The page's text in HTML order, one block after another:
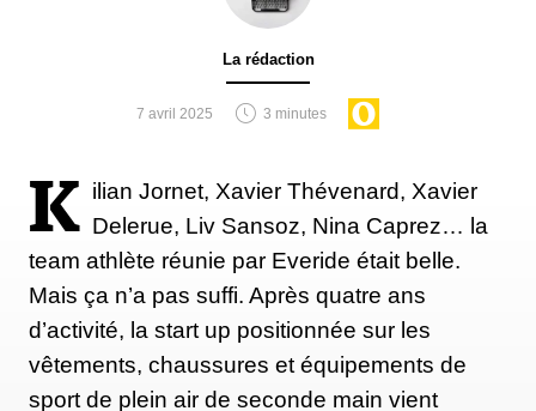
La rédaction
7 avril 2025 3 minutes
K ilian Jornet, Xavier Thévenard, Xavier
Delerue, Liv Sansoz, Nina Caprez… la
team athlète réunie par Everide était belle.
Mais ça n’a pas suffi. Après quatre ans
d’activité, la start up positionnée sur les
vêtements, chaussures et équipements de
sport de plein air de seconde main vient